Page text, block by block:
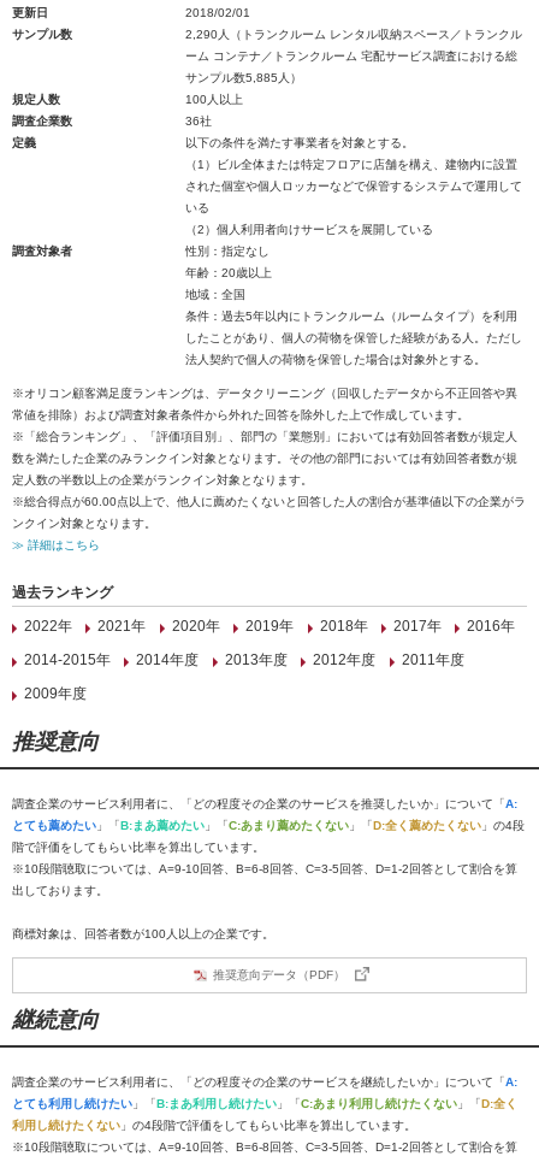
更新日
2018/02/01
サンプル数
2,290人（トランクルーム レンタル収納スペース／トランクル
ーム コンテナ／トランクルーム 宅配サービス調査における総
サンプル数5,885人）
規定人数
100人以上
調査企業数
36社
定義
以下の条件を満たす事業者を対象とする。
（1）ビル全体または特定フロアに店舗を構え、建物内に設置
された個室や個人ロッカーなどで保管するシステムで運用して
いる
（2）個人利用者向けサービスを展開している
調査対象者
性別：指定なし
年齢：20歳以上
地域：全国
条件：過去5年以内にトランクルーム（ルームタイプ）を利用
したことがあり、個人の荷物を保管した経験がある人。ただし
法人契約で個人の荷物を保管した場合は対象外とする。
※オリコン顧客満足度ランキングは、データクリーニング（回収したデータから不正回答や異
常値を排除）および調査対象者条件から外れた回答を除外した上で作成しています。
※「総合ランキング」、「評価項目別」、部門の「業態別」においては有効回答者数が規定人
数を満たした企業のみランクイン対象となります。その他の部門においては有効回答者数が規
定人数の半数以上の企業がランクイン対象となります。
※総合得点が60.00点以上で、他人に薦めたくないと回答した人の割合が基準値以下の企業がラ
ンクイン対象となります。
≫ 詳細はこちら
過去ランキング
2022年
2021年 2020年 2019年 2018年 2017年
2016年
2014-2015年
2014年度 2013年度 2012年度
2011年度
2009年度
推奨意向
調査企業のサービス利用者に、「どの程度その企業のサービスを推奨したいか」について「A:
とても薦めたい 」「B:まあ薦めたい 」「C:あまり薦めたくない 」「D:全く薦めたくない 」の4段
階で評価をしてもらい比率を算出しています。
※10段階聴取については、A=9-10回答、B=6-8回答、C=3-5回答、D=1-2回答として割合を算
出しております。
商標対象は、回答者数が100人以上の企業です。
推奨意向データ（PDF）
継続意向
調査企業のサービス利用者に、「どの程度その企業のサービスを継続したいか」について「A:
とても利用し続けたい 」「B:まあ利用し続けたい 」「C:あまり利用し続けたくない 」「D:全く
利用し続けたくない 」の4段階で評価をしてもらい比率を算出しています。
※10段階聴取については、A=9-10回答、B=6-8回答、C=3-5回答、D=1-2回答として割合を算